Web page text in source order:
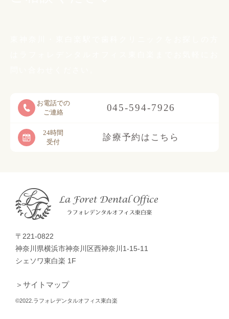
お電話での
ご連絡
045-594-7926
24時間
受付
診療予約はこちら
〒221-0822
神奈川県横浜市神奈川区西神奈川1-15-11
シェソワ東白楽 1F
＞サイトマップ
©2022.ラフォレデンタルオフィス東白楽